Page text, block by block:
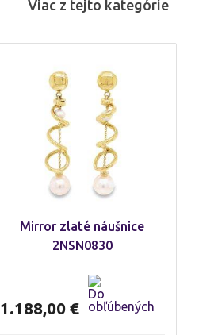
Viac z tejto kategórie
Mirror zlaté náušnice
2NSN0830
1.188,00 €